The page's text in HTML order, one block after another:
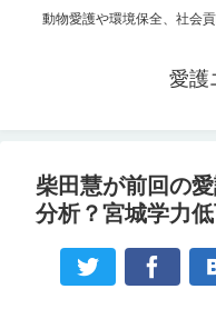
動物愛護や環境保全、社会
愛護
柴田慧が前回の
分析？宮城学力